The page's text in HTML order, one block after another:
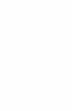
und
melden Sie